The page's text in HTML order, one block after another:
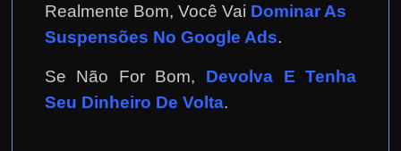
Realmente Bom, Você Vai Dominar As
Suspensões No Google Ads.
Se Não For Bom, Devolva E Tenha
Seu Dinheiro De Volta.